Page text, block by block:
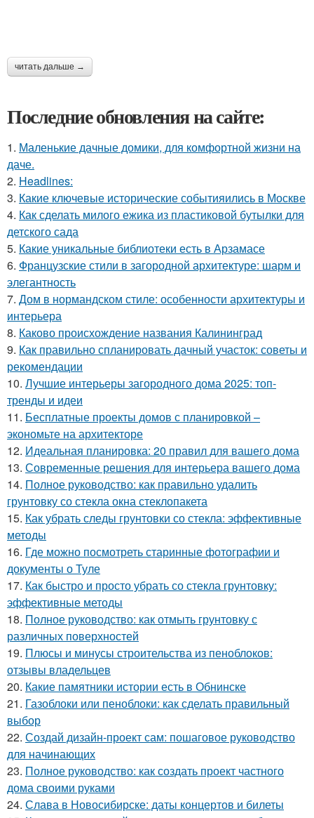
читать дальше →
Последние обновления на сайте:
1. Маленькие дачные домики, для комфортной жизни на
даче.
2. Headlines:
3. Какие ключевые исторические событияились в Москве
4. Как сделать милого ежика из пластиковой бутылки для
детского сада
5. Какие уникальные библиотеки есть в Арзамасе
6. Французские стили в загородной архитектуре: шарм и
элегантность
7. Дом в нормандском стиле: особенности архитектуры и
интерьера
8. Каково происхождение названия Калининград
9. Как правильно спланировать дачный участок: советы и
рекомендации
10. Лучшие интерьеры загородного дома 2025: топ-
тренды и идеи
11. Бесплатные проекты домов с планировкой –
экономьте на архитекторе
12. Идеальная планировка: 20 правил для вашего дома
13. Современные решения для интерьера вашего дома
14. Полное руководство: как правильно удалить
грунтовку со стекла окна стеклопакета
15. Как убрать следы грунтовки со стекла: эффективные
методы
16. Где можно посмотреть старинные фотографии и
документы о Туле
17. Как быстро и просто убрать со стекла грунтовку:
эффективные методы
18. Полное руководство: как отмыть грунтовку с
различных поверхностей
19. Плюсы и минусы строительства из пеноблоков:
отзывы владельцев
20. Какие памятники истории есть в Обнинске
21. Газоблоки или пеноблоки: как сделать правильный
выбор
22. Создай дизайн-проект сам: пошаговое руководство
для начинающих
23. Полное руководство: как создать проект частного
дома своими руками
24. Слава в Новосибирске: даты концертов и билеты